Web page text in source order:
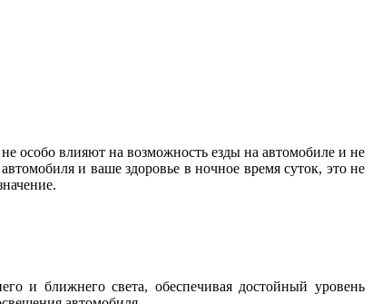
особо влияют на возможность езды на автомобиле и не
и ваше здоровье в ночное время суток, это не
и ближнего света, обеспечивая достойный уровень